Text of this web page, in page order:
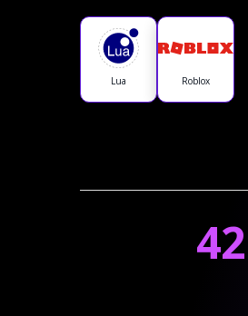
Lua Roblox
42